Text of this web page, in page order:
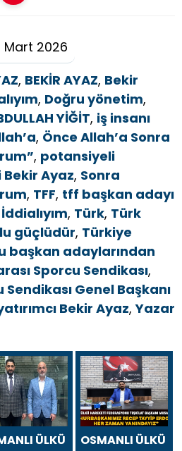
Mart 2026
, BEKİR AYAZ, Bekir
, Doğru yönetim,
YİĞİT, iş insanı
, Önce Allah’a Sonra
, potansiyeli
Ayaz, Sonra
, TFF, tff başkan adayı
, Türk, Türk
güçlüdür, Türkiye
başkan adaylarından
Sporcu Sendikası,
Genel Başkanı
Bekir Ayaz,Yazar
ÜLKÜ
OSMANLI ÜLKÜ